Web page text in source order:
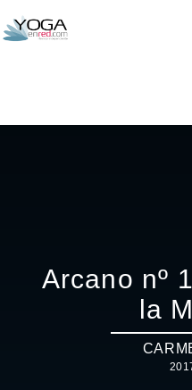
Arcano nº
la